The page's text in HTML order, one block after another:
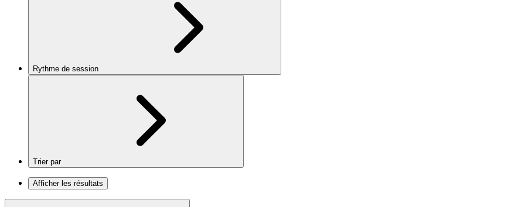
Rythme de session
Trier par
Afficher les résultats